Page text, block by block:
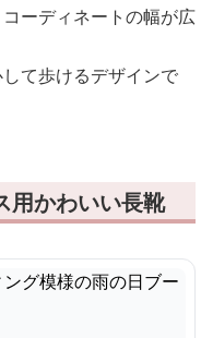
ーディネートの幅が広
て歩けるデザインで
用かわいい長靴